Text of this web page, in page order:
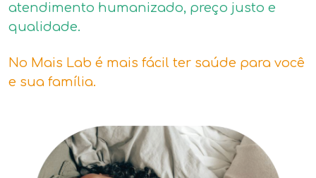
atendimento humanizado, preço justo e
qualidade.
No Mais Lab é mais fácil ter saúde para você
e sua família.